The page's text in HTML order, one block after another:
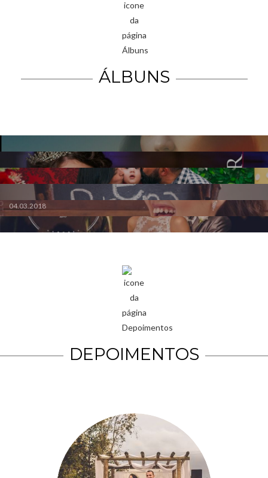
ÁLBUNS
NICOLAS 1 ANO
JHONI E BRUNA
YASMIN 15 ANOS PROJETO CONTO DE FADAS
04.03.2018
GISELE & FILIPE
DEPOIMENTOS